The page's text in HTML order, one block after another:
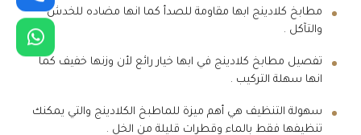
مطابخ كلادينج ابها مقاومة للصدأ كما انها مضاده للخدش
والتآكل .
تفصيل مطابخ كلادينج في ابها خيار رائع لأن وزنها خفيف كما
انها سهلة التركيب .
سهولة التنظيف هي أهم ميزة للماطبخ الكلادينج والتي يمكنك
تنظيفها فقط بالماء وقطرات قليلة من الخل .